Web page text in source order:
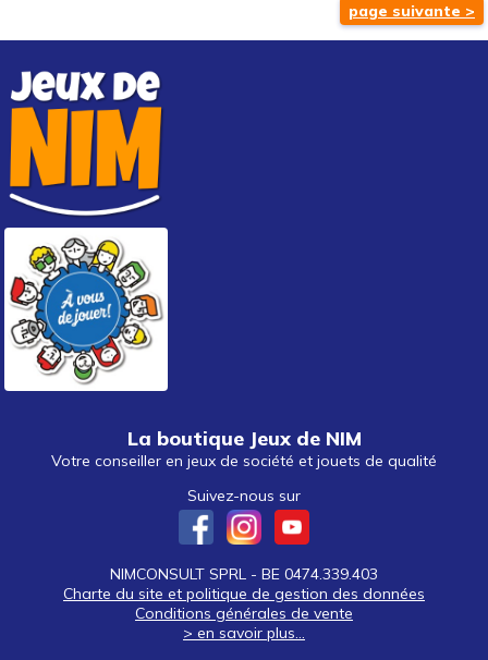
page suivante >
La boutique Jeux de NIM
Votre conseiller en jeux de société et jouets de qualité
Suivez-nous sur
NIMCONSULT SPRL - BE 0474.339.403
Charte du site et politique de gestion des données
Conditions générales de vente
> en savoir plus...